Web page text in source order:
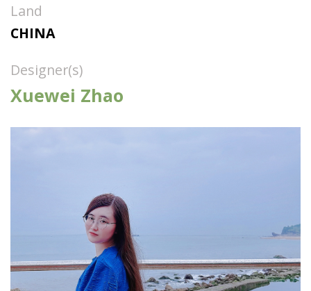
Land
CHINA
Designer(s)
Xuewei Zhao